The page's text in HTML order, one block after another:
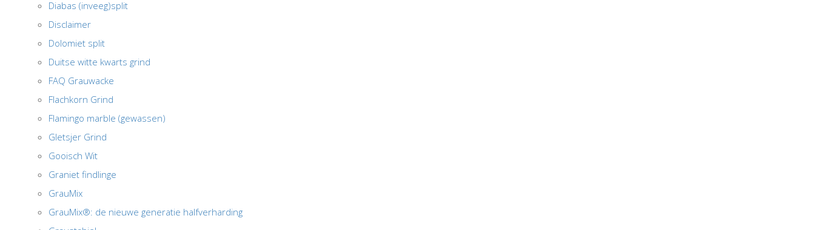
Diabas (inveeg)split
Disclaimer
Dolomiet split
Duitse witte kwarts grind
FAQ Grauwacke
Flachkorn Grind
Flamingo marble (gewassen)
Gletsjer Grind
Gooisch Wit
Graniet findlinge
GrauMix
GrauMix®: de nieuwe generatie halfverharding